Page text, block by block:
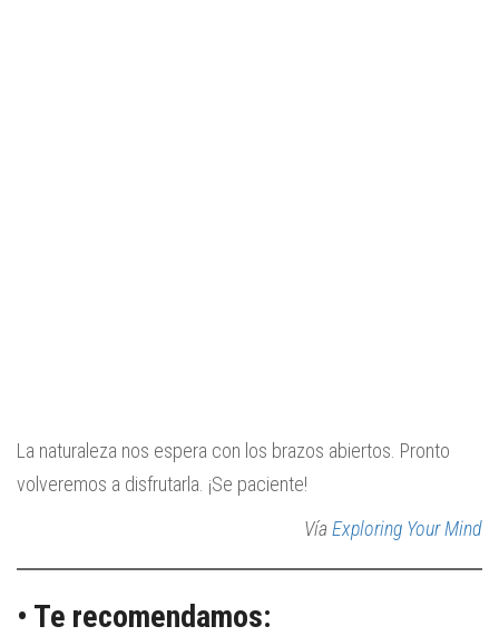
La naturaleza nos espera con los brazos abiertos. Pronto
volveremos a disfrutarla. ¡Se paciente!
Vía Exploring Your Mind
• Te recomendamos: